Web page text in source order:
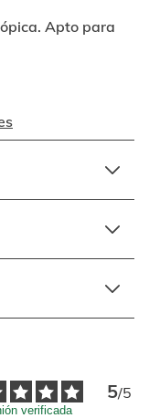
Apto para
5/5
verificada